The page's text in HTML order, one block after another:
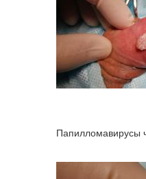
Папилломавирусы